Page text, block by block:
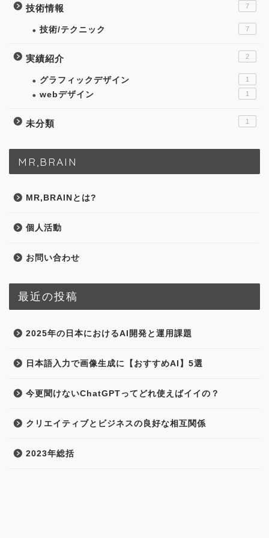
技術情報 7
技術/テクニック 7
実績紹介 2
グラフィックデザイン 1
webデザイン 1
未分類 1
MR,BRAIN
MR,BRAINとは?
個人活動
お問い合わせ
最近の投稿
2025年の日本におけるAI開発と運用課題
日本語入力で画像生成に【おすすめAI】5選
今更聞けないChatGPTってどれ使えばイイの？
クリエイティブとビジネスの良好な相互関係
2023年総括